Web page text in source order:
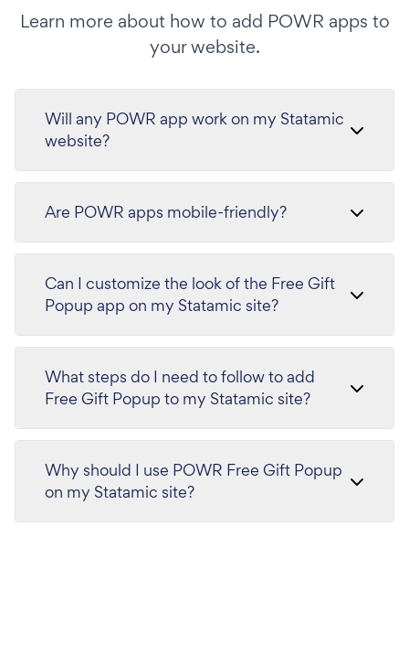
Learn more about how to add POWR apps to
your website.
Will any POWR app work on my Statamic
website?
Are POWR apps mobile-friendly?
Can I customize the look of the Free Gift
Popup app on my Statamic site?
What steps do I need to follow to add
Free Gift Popup to my Statamic site?
Why should I use POWR Free Gift Popup
on my Statamic site?